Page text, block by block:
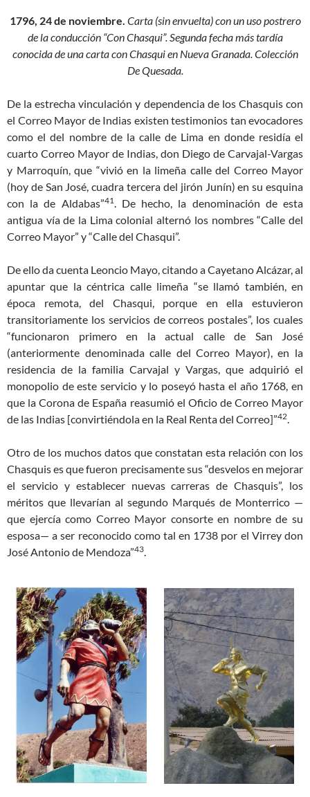
1796, 24 de noviembre. Carta (sin envuelta) con un uso postrero
de la conducción “Con Chasqui”.Segunda fecha más tardía
conocida de una carta con Chasqui en Nueva Granada. Colección
De Quesada.
De la estrecha vinculación y dependencia de los Chasquis con
el Correo Mayor de Indias existen testimonios tan evocadores
como el del nombre de la calle de Lima en donde residía el
cuarto Correo Mayor de Indias, don Diego de Carvajal-Vargas
y Marroquín, que “vivió en la limeña calle del Correo Mayor
(hoy de San José, cuadra tercera del jirón Junín) en su esquina
con la de Aldabas”41. De hecho, la denominación de esta
antigua vía de la Lima colonial alternó los nombres “Calle del
Correo Mayor” y “Calle del Chasqui”.
De ello da cuenta Leoncio Mayo, citando a Cayetano Alcázar, al
apuntar que la céntrica calle limeña “se llamó también, en
época remota, del Chasqui, porque en ella estuvieron
transitoriamente los servicios de correos postales”, los cuales
“funcionaron primero en la actual calle de San José
(anteriormente denominada calle del Correo Mayor), en la
residencia de la familia Carvajal y Vargas, que adquirió el
monopolio de este servicio y lo poseyó hasta el año 1768, en
que la Corona de España reasumió el Oficio de Correo Mayor
de las Indias [convirtiéndola en la Real Renta del Correo]”42.
Otro de los muchos datos que constatan esta relación con los
Chasquis es que fueron precisamente sus “desvelos en mejorar
el servicio y establecer nuevas carreras de Chasquis”, los
méritos que llevarían al segundo Marqués de Monterrico —
que ejercía como Correo Mayor consorte en nombre de su
esposa— a ser reconocido como tal en 1738 por el Virrey don
José Antonio de Mendoza”43.